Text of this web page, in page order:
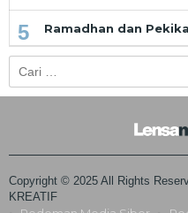
5 Ramadhan dan
untuk:
Copyright © 2025 All Rights
KREATIF